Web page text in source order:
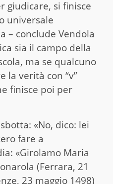
giudicare, si finisce
universale
– conclude Vendola
sia il campo della
ma se qualcuno
la verità con “v”
finisce poi per
«No, dico: lei
fare a
«Girolamo Maria
(Ferrara, 21
23 maggio 1498)